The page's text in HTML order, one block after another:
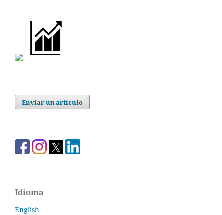
Enviar un artículo
Idioma
English